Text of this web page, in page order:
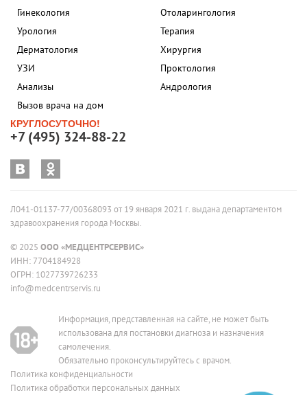
Гинекология
Урология
Дерматология
УЗИ
Анализы
Вызов врача на дом
Отоларингология
Терапия
Хирургия
Проктология
Андрология
КРУГЛОСУТОЧНО!
+7 (495) 324-88-22
Л041-01137-77/00368093 от 19 января 2021 г. выдана департаментом
здравоохранения города Москвы.
© 2025 ООО «МЕДЦЕНТРСЕРВИС»
ИНН: 7704184928
ОГРН: 1027739726233
info@medcentrservis.ru
Информация, представленная на сайте, не может быть
использована для постановки диагноза и назначения
самолечения.
Обязательно проконсультируйтесь с врачом.
Политика конфиденциальности
Политика обработки персональных данных